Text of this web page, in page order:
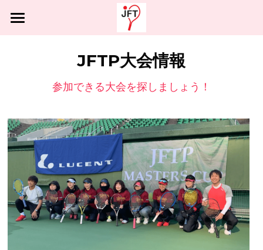
ホーム
テニス
JFTP硬式テニス
男子総合ランキング
女子総合ランキング
男子ダブルスランキング
男子シングルスランキング
ソフトテニス
JFTPソフトテニス
男子総合ランキング
女子総合ランキング
大会情報
ブログ
協力団体募集中
JFTP大会情報
参加できる大会を探しましょう！
ブログカテゴリー
すべてのカテゴリ